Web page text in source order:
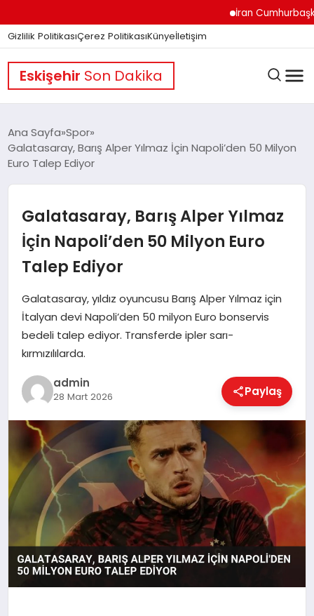
İran Cumhurbaşkanı
Gizlilik PolitikasıÇerez PolitikasıKünyeİletişim
Eskişehir Son Dakika
GÜNDEM
DÜNYA
EĞITIM
EKONOMI
MAGAZIN
SAĞLIK
SPOR
TEKNOLOJI
Ana Sayfa Spor
Galatasaray, Barış Alper Yılmaz İçin Napoli’den 50 Milyon
Euro Talep Ediyor
Galatasaray, Barış Alper Yılmaz
İçin Napoli’den 50 Milyon Euro
Talep Ediyor
Galatasaray, yıldız oyuncusu Barış Alper Yılmaz için
İtalyan devi Napoli’den 50 milyon Euro bonservis
bedeli talep ediyor. Transferde ipler sarı-
kırmızılılarda.
admin
28 Mart 2026 Paylaş